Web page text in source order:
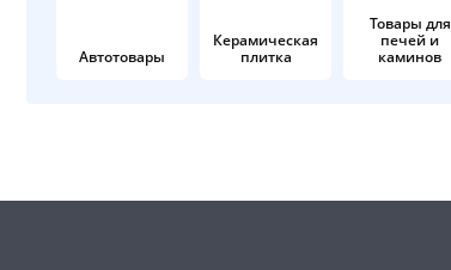
Автотовары
Керамическая
плитка
Товары для
печей и
каминов